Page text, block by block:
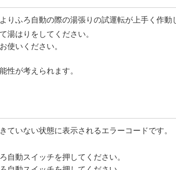
りふろ自動の際の湯張りの試運転が上手く作動
湯はりをしてください。
使いください。
性が考えられます。
ていない状態に表示されるエラーコードです。
動スイッチを押してください。